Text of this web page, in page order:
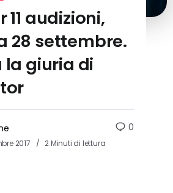
11 audizioni,
28 settembre.
la giuria di
2017 2 Minuti di lettura
0